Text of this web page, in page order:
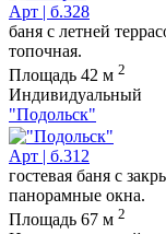
Арт | б.328
баня с летней
топочная.
Площадь 42 м 2
Индивидуальный
"Подольск"
Арт | б.312
гостевая баня с
панорамные окна.
Площадь 67 м 2